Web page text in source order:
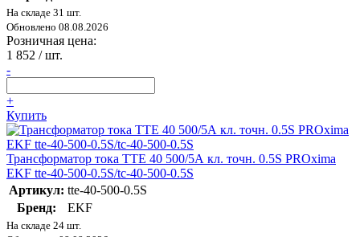
На складе 31 шт.
Обновлено 08.08.2026
Розничная цена:
1 852 / шт.
-
+
Купить
Трансформатор тока ТТЕ 40 500/5А кл. точн. 0.5S PROxima
EKF tte-40-500-0.5S/tc-40-500-0.5S
Артикул: tte-40-500-0.5S
Бренд:
EKF
На складе 24 шт.